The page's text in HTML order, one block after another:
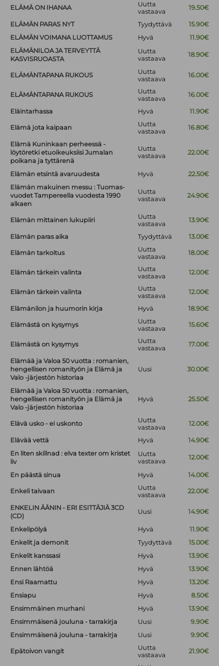
ELÄMÄ ON IHANAA
Uutta
vastaava
19.50€
ELÄMÄN PARAS NYT Tyydyttävä
15.90€
ELÄMÄN VOIMANA LUOTTAMUS
Hyvä
11.90€
ELÄMÄNILOA JA TERVEYTTÄ
KASVISRUOASTA
Uutta
vastaava
18.90€
ELÄMÄNTAPANA RUKOUS
Uutta
vastaava
16.00€
ELÄMÄNTAPANA RUKOUS
Uutta
vastaava
16.00€
Eläintarhassa Hyvä 11.90€
Elämä jota kaipaan
Uutta
vastaava
16.80€
Elämä Kuninkaan perheessä -
löytöretki etuoikeuksiisi Jumalan
poikana ja tyttärenä
Uutta
vastaava
22.00€
Elämän etsintä avaruudesta Hyvä
22.50€
Elämän makuinen messu : Tuomas-
vuodet Tampereella vuodesta 1990
alkaen
Uutta
vastaava
24.90€
Elämän mittainen lukupiiri
Uutta
vastaava
13.90€
Elämän paras aika Tyydyttävä 13.00€
Elämän tarkoitus
Uutta
vastaava
18.00€
Elämän tärkein valinta
Uutta
vastaava
12.00€
Elämän tärkein valinta
Uutta
vastaava
12.00€
Elämänilon ja huumorin kirja Hyvä 18.90€
Elämästä on kysymys
Uutta
vastaava
15.60€
Elämästä on kysymys
Uutta
vastaava
17.00€
Elämää ja Valoa 50 vuotta : romanien,
hengellisen romanityön ja Elämä ja
Valo -järjestön historiaa
Uusi 30.00€
Elämää ja Valoa 50 vuotta : romanien,
hengellisen romanityön ja Elämä ja
Valo -järjestön historiaa
Hyvä 25.50€
Elävä usko - ei uskonto
Uutta
vastaava
12.00€
Elävää vettä Hyvä
14.90€
En liten skillnad : elva texter om kristet
liv
Uutta
vastaava
12.00€
En päästä sinua Hyvä 14.00€
Enkeli taivaan
Uutta
vastaava
22.00€
ENKELIN ÄÄNIN - ERI ESITTÄJIÄ 3CD
(CD)
Uusi 14.90€
Enkelipölyä Hyvä
11.90€
Enkelit ja demonit
Tyydyttävä
15.00€
Enkelit kanssasi
Hyvä
13.90€
Ennen lähtöä
Hyvä
13.90€
Ensi Raamattu
Hyvä
13.20€
Ensiapu
Hyvä
8.50€
Ensimmäinen murhani
Hyvä
13.90€
Ensimmäisenä jouluna - tarrakirja
Uusi
9.90€
Ensimmäisenä jouluna - tarrakirja
Uusi 9.90€
Epätoivon vangit
Uutta
vastaava
21.90€